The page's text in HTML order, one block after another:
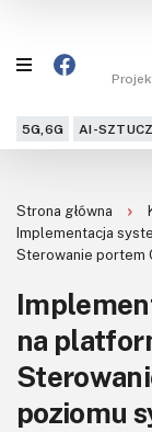
5G,6G AI-
DIY+
Strona główna
Implementacja
Sterowanie portem
na
poziomu